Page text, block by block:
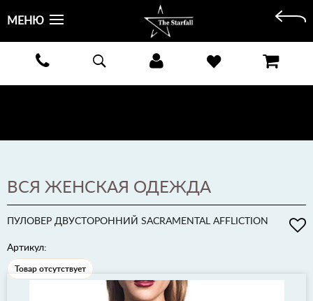
БЕСПЛАТНАЯ ДОСТАВКА КУРЬЕРОМ ИЛИ ПОЧТОЙ ПО ВСЕЙ РОССИИ! ОПЛАТА ПРИ ПОЛУЧЕНИИ
ПОДРОБНЕЕ >
МЕНЮ
ВСЯ ЖЕНСКАЯ ОДЕЖДА
ПУЛОВЕР ДВУСТОРОННИЙ SACRAMENTAL AFFLICTION
Артикул:
Товар отсутствует